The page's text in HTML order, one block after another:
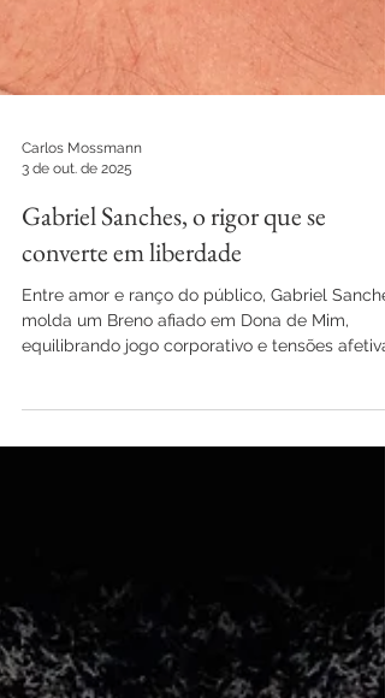
Carlos Mossmann
3 de out. de 2025
Gabriel Sanches, o rigor que se
converte em liberdade
Entre amor e ranço do público, Gabriel
equilibrando jogo corporativo e tensões